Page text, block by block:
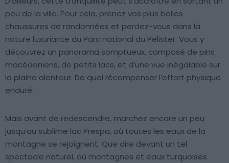
peu de la ville. Pour cela, prenez vos plus belles
chaussures de randonnées et perdez-vous dans la
nature luxuriante du Parc national du Pelister. Vous y
découvrez un panorama somptueux, composé de pins
macédoniens, de petits lacs, et d’une vue inégalable sur
la plaine alentour. De quoi récompenser l’effort physique
enduré.
Mais avant de redescendre, marchez encore un peu
jusqu’au sublime lac Prespa, où toutes les eaux de la
montagne se rejoignent. Que dire devant un tel
spectacle naturel, où montagnes et eaux turquoises